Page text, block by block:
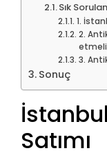
Sık
1.
2.
3.
Sonuç
Satımı